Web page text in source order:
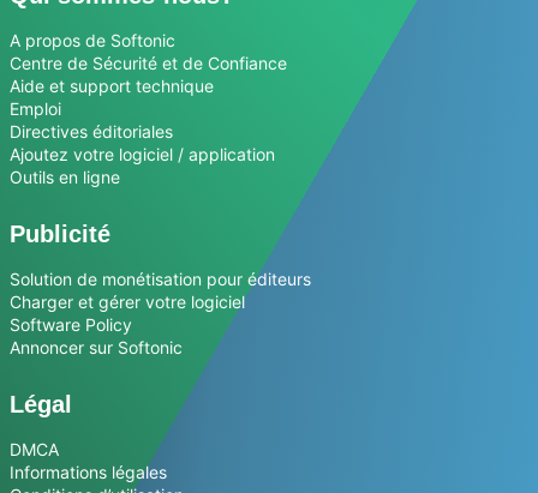
A propos de Softonic
Centre de Sécurité et de Confiance
Aide et support technique
Emploi
Directives éditoriales
Ajoutez votre logiciel / application
Outils en ligne
Publicité
Solution de monétisation pour éditeurs
Charger et gérer votre logiciel
Software Policy
Annoncer sur Softonic
Légal
DMCA
Informations légales